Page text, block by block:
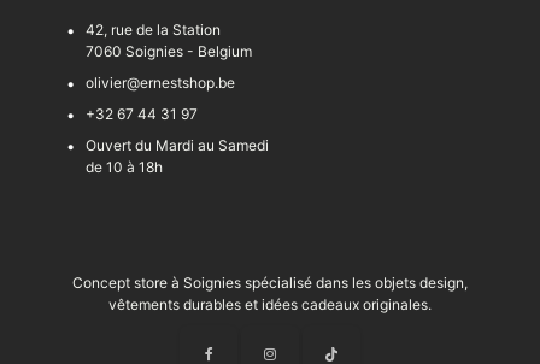
42, rue de la Station
7060 Soignies - Belgium
olivier@ernestshop.be
+32 67 44 31 97
Ouvert du Mardi au Samedi
de 10 à 18h
Concept store à Soignies spécialisé dans les objets design,
vêtements durables et idées cadeaux originales.